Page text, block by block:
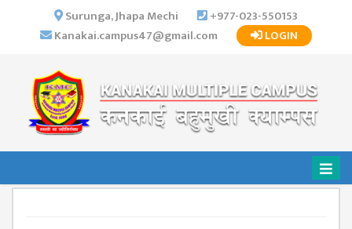
ABOUT US
INSTITUTIONAL
OVERVIEW
VISION MISSION
OBJECTIVES
Surunga, Jhapa Mechi
+977-023-550153
Kanakai.campus47@gmail.com
LOGIN